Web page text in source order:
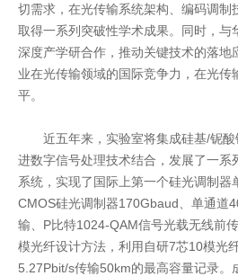
切需求，在光传输系统架构、编码调制
取得一系列突破性学术成果。同时，与
深度产学研合作，推动关键技术的落地
业在光传输领域的国际竞争力，在光传
平。
近五年来，实验室将集成硅基/铌
进数字信号处理技术结合，发展了一系
系统，实现了国际上第一个硅光调制
CMOS硅光调制器170Gbaud、单通道
输、P比特1024-QAM信号光载无线前
模光纤设计方法，利用自研7芯10模光
5.27Pbit/s传输50km的最高容量记录。